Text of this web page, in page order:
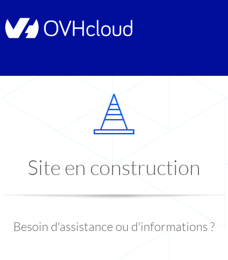
Site en construction
Besoin d'assistance ou d'informations ?